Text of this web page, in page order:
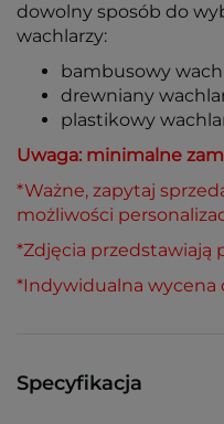
dowolny sposób do
wachlarzy:
bambusowy
drewniany
plastikowy
Uwaga: minimalne
*Ważne, zapytaj
możliwości
*Zdjęcia przedstawiają
*Indywidualna wycena
Specyfikacja